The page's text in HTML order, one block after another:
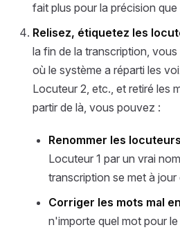
fait plus pour la précision
Relisez, étiquetez les
la fin de la transcription,
où le système a réparti les
Locuteur 2, etc., et retiré les
partir de là, vous pouvez :
Renommer les locuteurs
Locuteur 1 par un vrai
transcription se met à
Corriger les mots mal
n'importe quel mot pour